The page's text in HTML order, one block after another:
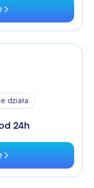
działa
24h